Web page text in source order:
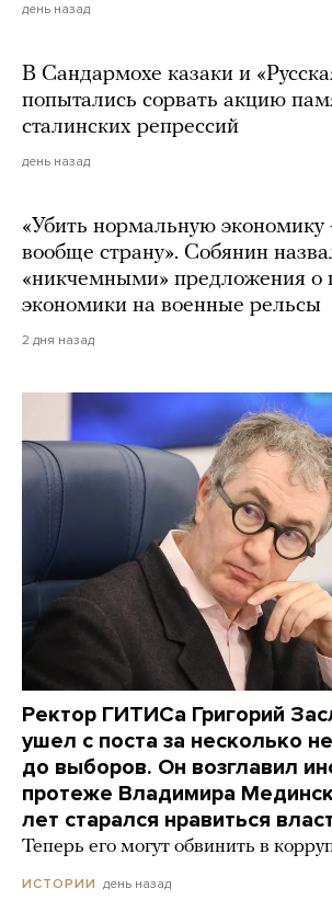
день назад
В Сандармохе казаки и
попытались сорвать акцию
сталинских репрессий
день назад
«Убить нормальную экономику
вообще страну». Собянин
«никчемными» предложения о
экономики на военные рельсы
2 дня назад
Ректор ГИТИСа Григорий
ушел с поста за несколько
до выборов. Он возглавил
протеже Владимира
лет старался нравиться
Теперь его могут обвинить в
ИСТОРИИ день назад